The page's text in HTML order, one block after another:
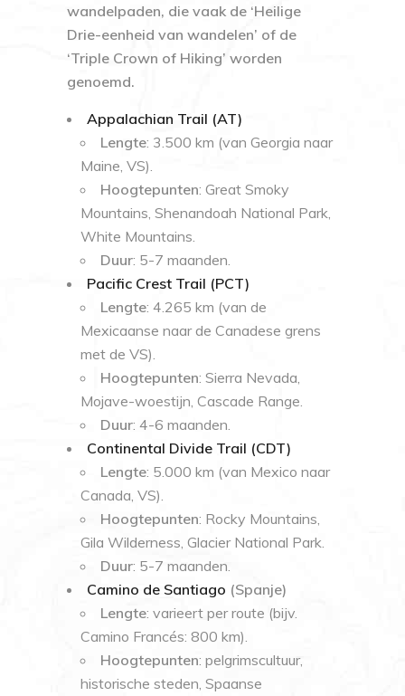
wandelpaden, die vaak de ‘Heilige
Drie-eenheid van wandelen’ of de
‘Triple Crown of Hiking’ worden
genoemd.
Appalachian Trail (AT)
Lengte: 3.500 km (van Georgia naar
Maine, VS).
Hoogtepunten: Great Smoky
Mountains, Shenandoah National Park,
White Mountains.
Duur: 5-7 maanden.
Pacific Crest Trail (PCT)
Lengte: 4.265 km (van de
Mexicaanse naar de Canadese grens
met de VS).
Hoogtepunten: Sierra Nevada,
Mojave-woestijn, Cascade Range.
Duur: 4-6 maanden.
Continental Divide Trail (CDT)
Lengte: 5.000 km (van Mexico naar
Canada, VS).
Hoogtepunten: Rocky Mountains,
Gila Wilderness, Glacier National Park.
Duur: 5-7 maanden.
Camino de Santiago (Spanje)
Lengte: varieert per route (bijv.
Camino Francés: 800 km).
Hoogtepunten: pelgrimscultuur,
historische steden, Spaanse